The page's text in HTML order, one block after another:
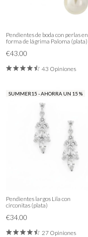
Pendientes de boda con perlas en
forma de lágrima Paloma (plata)
€43.00
43 Opiniones
SUMMER15 - AHORRA UN 15 %
Pendientes largos Lila con
circonitas (plata)
€34.00
27 Opiniones